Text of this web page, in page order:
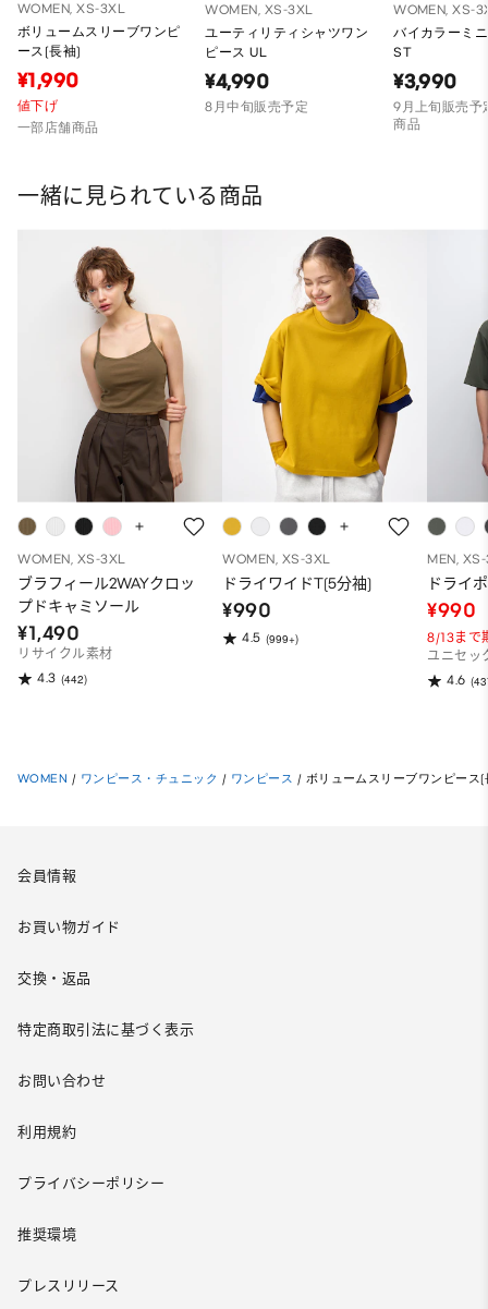
WOMEN, XS-3XL
ボリュームスリーブワンピ
ース(長袖)
¥1,990
値下げ
一部店舗商品
WOMEN, XS-3XL
ユーティリティシャツワン
ピース UL
¥4,990
8月中旬販売予定
WOMEN, XS-
バイカラーミ
ST
¥3,990
9月上旬販売予
商品
一緒に見られている商品
WOMEN, XS-3XL
ブラフィール2WAYクロッ
プドキャミソール
¥1,490
リサイクル素材
4.3 (442)
WOMEN, XS-3XL
ドライワイドT(5分袖)
¥990
4.5 (999+)
MEN,
ドライ
¥990
8/13まで
ユニセッ
4.6
WOMEN / ワンピース・チュニック / ワンピース / ボリュームスリーブワンピース(
会員情報
お買い物ガイド
交換・返品
特定商取引法に基づく表示
お問い合わせ
利用規約
プライバシーポリシー
推奨環境
プレスリリース